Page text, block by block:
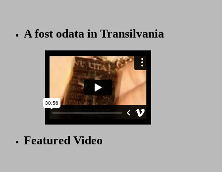
A fost odata in Transilvania
Featured Video